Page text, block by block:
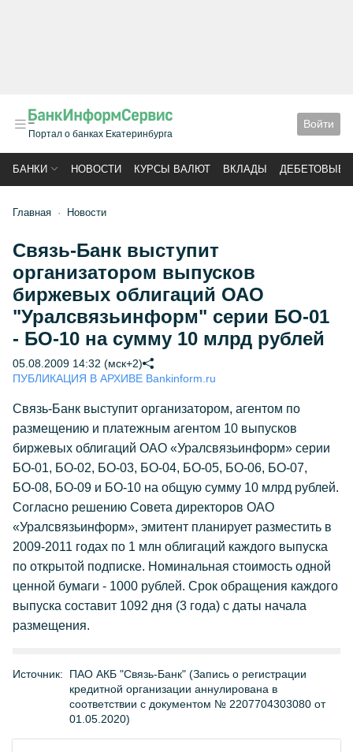
Портал о банках Екатеринбурга
Войти
БАНКИ НОВОСТИ КУРСЫ ВАЛЮТ ВКЛАДЫ ДЕБЕТОВЫЕ
Главная Новости
Связь-Банк выступит
организатором выпусков
биржевых облигаций ОАО
"Уралсвязьинформ" серии БО-01
- БО-10 на сумму 10 млрд рублей
05.08.2009 14:32 (мск+2)
ПУБЛИКАЦИЯ В АРХИВЕ Bankinform.ru
Связь-Банк выступит организатором, агентом по
размещению и платежным агентом 10 выпусков
биржевых облигаций ОАО «Уралсвязьинформ» серии
БО-01, БО-02, БО-03, БО-04, БО-05, БО-06, БО-07,
БО-08, БО-09 и БО-10 на общую сумму 10 млрд рублей.
Согласно решению Совета директоров ОАО
«Уралсвязьинформ», эмитент планирует разместить в
2009-2011 годах по 1 млн облигаций каждого выпуска
по открытой подписке. Номинальная стоимость одной
ценной бумаги - 1000 рублей. Срок обращения каждого
выпуска составит 1092 дня (3 года) с даты начала
размещения.
Источник:
ПАО АКБ "Связь-Банк" (Запись о регистрации
кредитной организации аннулирована в
соответствии с документом № 2207704303080 от
01.05.2020)